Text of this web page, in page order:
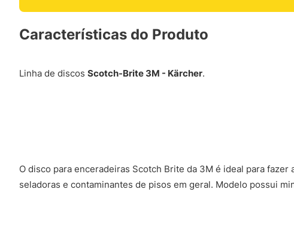
Características do Produto
Linha de discos Scotch-Brite 3M - Kärcher.
O disco para enceradeiras Scotch Brite da 3M é ideal para
seladoras e contaminantes de pisos em geral. Modelo possui